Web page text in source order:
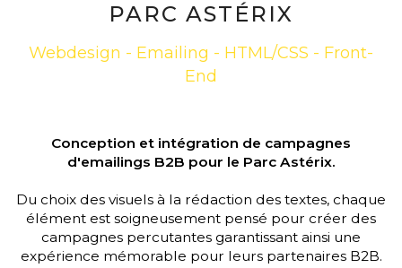
PARC ASTÉRIX
Webdesign - Emailing - HTML/CSS - Front-
End
Conception et intégration de campagnes
d'emailings B2B pour le Parc Astérix.
Du choix des visuels à la rédaction des textes, chaque
élément est soigneusement pensé pour créer des
campagnes percutantes garantissant ainsi une
expérience mémorable pour leurs partenaires B2B.